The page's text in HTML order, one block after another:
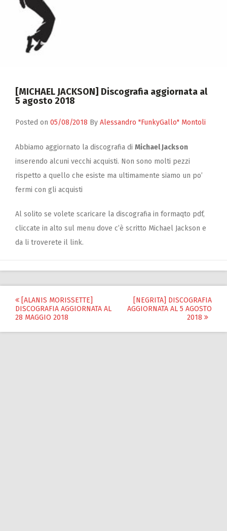
[MICHAEL JACKSON] Discografia aggiornata al
5 agosto 2018
Posted on 05/08/2018 By Alessandro "FunkyGallo" Montoli
Abbiamo aggiornato la discografia di Michael Jackson
inserendo alcuni vecchi acquisti. Non sono molti pezzi
rispetto a quello che esiste ma ultimamente siamo un po’
fermi con gli acquisti
Al solito se volete scaricare la discografia in formaqto pdf,
cliccate in alto sul menu dove c’è scritto Michael Jackson e
da li troverete il link.
Post
navigation
[ALANIS MORISSETTE]
DISCOGRAFIA AGGIORNATA AL
28 MAGGIO 2018
[NEGRITA] DISCOGRAFIA
AGGIORNATA AL 5 AGOSTO
2018